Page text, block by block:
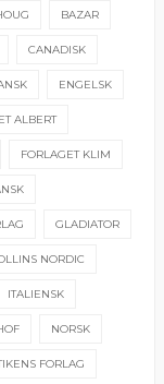
BAZAR
CANADISK
ENGELSK
ALBERT
FORLAGET KLIM
GLADIATOR
NORDIC
ITALIENSK
NORSK
FORLAG